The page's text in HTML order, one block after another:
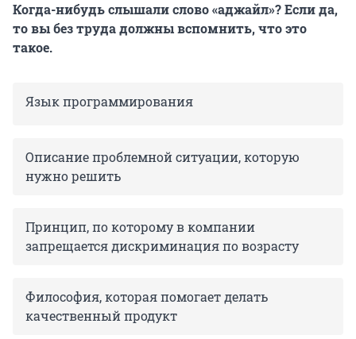
Когда-нибудь слышали слово «аджайл»? Если да,
то вы без труда должны вспомнить, что это
такое.
Язык программирования
Описание проблемной ситуации, которую
нужно решить
Принцип, по которому в компании
запрещается дискриминация по возрасту
Философия, которая помогает делать
качественный продукт